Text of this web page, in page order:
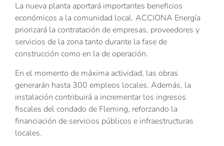
La nueva planta aportará importantes beneficios
económicos a la comunidad local. ACCIONA Energía
priorizará la contratación de empresas, proveedores y
servicios de la zona tanto durante la fase de
construcción como en la de operación.
En el momento de máxima actividad, las obras
generarán hasta 300 empleos locales. Además, la
instalación contribuirá a incrementar los ingresos
fiscales del condado de Fleming, reforzando la
financiación de servicios públicos e infraestructuras
locales.